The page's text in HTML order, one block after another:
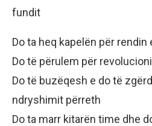
fundit
Do ta heq kapelën për rendin
Do të përulem për
Do të buzëqesh e do të
ndryshimit përreth
Do ta marr kitarën time dhe